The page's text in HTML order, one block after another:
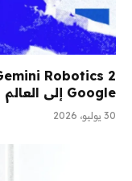
Google إلى العالم المادي
30 يوليو، 2026